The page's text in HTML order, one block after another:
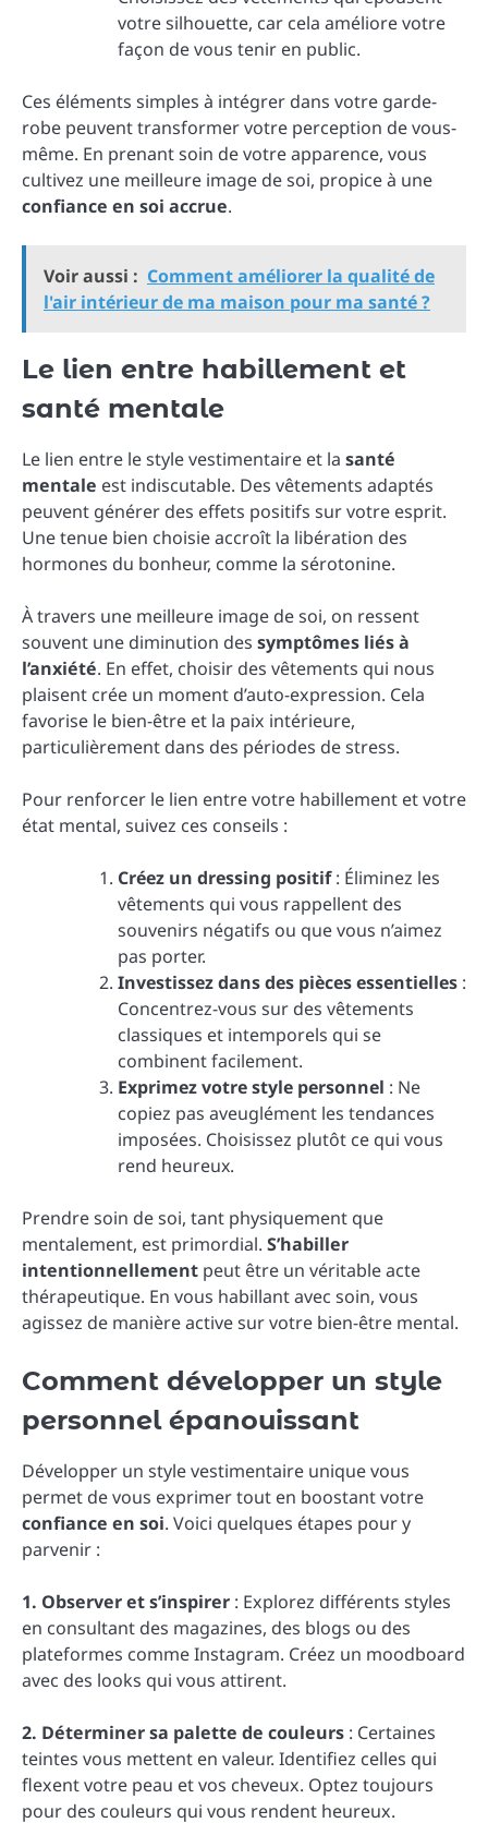
votre silhouette, car cela améliore votre
façon de vous tenir en public.
Ces éléments simples à intégrer dans votre garde-
robe peuvent transformer votre perception de vous-
même. En prenant soin de votre apparence, vous
cultivez une meilleure image de soi, propice à une
confiance en soi accrue.
Voir aussi : Comment améliorer la qualité de
l'air intérieur de ma maison pour ma santé ?
Le lien entre habillement et
santé mentale
Le lien entre le style vestimentaire et la santé
mentale est indiscutable. Des vêtements adaptés
peuvent générer des effets positifs sur votre esprit.
Une tenue bien choisie accroît la libération des
hormones du bonheur, comme la sérotonine.
À travers une meilleure image de soi, on ressent
souvent une diminution des symptômes liés à
l’anxiété. En effet, choisir des vêtements qui nous
plaisent crée un moment d’auto-expression. Cela
favorise le bien-être et la paix intérieure,
particulièrement dans des périodes de stress.
Pour renforcer le lien entre votre habillement et votre
état mental, suivez ces conseils :
Créez un dressing positif: Éliminez les
vêtements qui vous rappellent des
souvenirs négatifs ou que vous n’aimez
pas porter.
Investissez dans des pièces essentielles :
Concentrez-vous sur des vêtements
classiques et intemporels qui se
combinent facilement.
Exprimez votre style personnel : Ne
copiez pas aveuglément les tendances
imposées. Choisissez plutôt ce qui vous
rend heureux.
Prendre soin de soi, tant physiquement que
mentalement, est primordial. S’habiller
intentionnellement peut être un véritable acte
thérapeutique. En vous habillant avec soin, vous
agissez de manière active sur votre bien-être mental.
Comment développer un style
personnel épanouissant
Développer un style vestimentaire unique vous
permet de vous exprimer tout en boostant votre
confiance en soi. Voici quelques étapes pour y
parvenir :
1. Observer et s’inspirer : Explorez différents styles
en consultant des magazines, des blogs ou des
plateformes comme Instagram. Créez un moodboard
avec des looks qui vous attirent.
2. Déterminer sa palette de couleurs : Certaines
teintes vous mettent en valeur. Identifiez celles qui
flexent votre peau et vos cheveux. Optez toujours
pour des couleurs qui vous rendent heureux.